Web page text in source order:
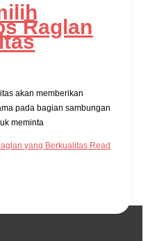
Raglan
akan memberikan
pada bagian sambungan
meminta
yang Berkualitas Read